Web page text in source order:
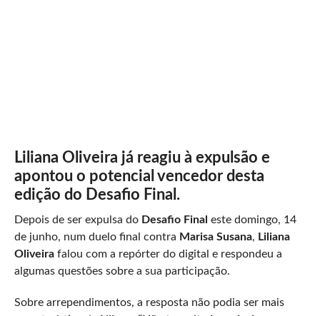
Liliana Oliveira já reagiu à expulsão e
apontou o potencial vencedor desta
edição do Desafio Final.
Depois de ser expulsa do Desafio Final este domingo, 14
de junho, num duelo final contra Marisa Susana, Liliana
Oliveirafalou com a repórter do digital e respondeu a
algumas questões sobre a sua participação.
Sobre arrependimentos, a resposta não podia ser mais